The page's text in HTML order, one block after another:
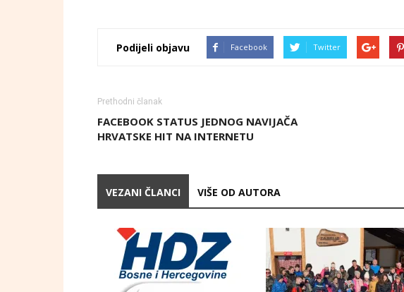
Podijeli objavu Facebook Twitter
Prethodni članak
FACEBOOK STATUS JEDNOG NAVIJAČA
HRVATSKE HIT NA INTERNETU
VEZANI ČLANCI VIŠE OD AUTORA